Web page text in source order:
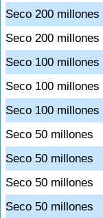
Seco 200 millones
Seco 200 millones
Seco 100 millones
Seco 100 millones
Seco 100 millones
Seco 50 millones
Seco 50 millones
Seco 50 millones
Seco 50 millones